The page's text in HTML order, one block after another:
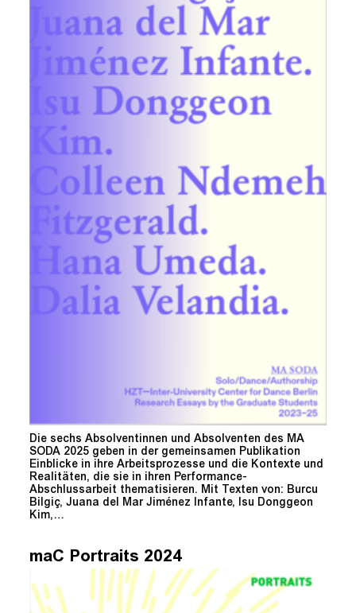
Die sechs Absolventinnen und Absolventen des MA
SODA 2025 geben in der gemeinsamen Publikation
Einblicke in ihre Arbeitsprozesse und die Kontexte und
Realitäten, die sie in ihren Performance-
Abschlussarbeit thematisieren. Mit Texten von: Burcu
Bilgiç, Juana del Mar Jiménez Infante, Isu Donggeon
Kim,…
maC Portraits 2024